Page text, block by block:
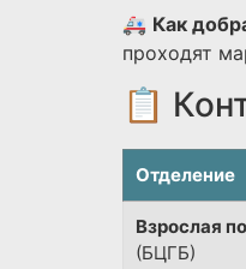
🚑 Как
проходят
📋
Отделение
Взрослая
(БЦГБ)